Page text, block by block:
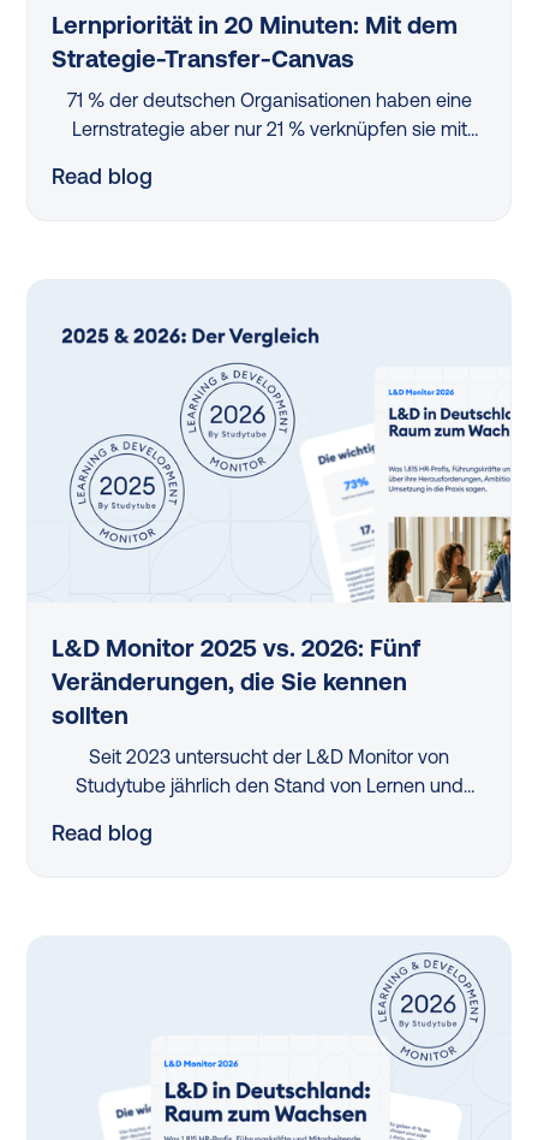
Lernpriorität in 20 Minuten: Mit dem
Strategie-Transfer-Canvas
71 % der deutschen Organisationen haben eine
Lernstrategie aber nur 21 % verknüpfen sie mit
Strategie-Transfer-Canvas — mitgestaltet von
Read blog
L&D Monitor 2025 vs. 2026: Fünf
Veränderungen, die Sie kennen
sollten
Seit 2023 untersucht der L&D Monitor von
Studytube jährlich den Stand von Lernen und
Vergleich der letzten beiden Erhebungen — 2025
Read blog